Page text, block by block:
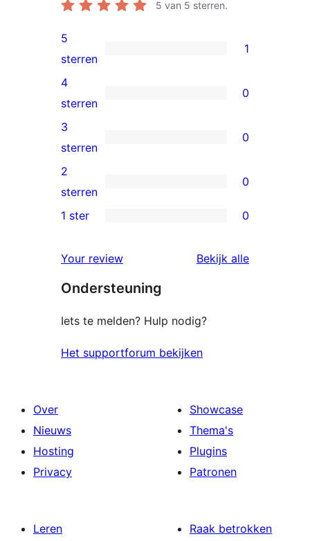
5 van 5 sterren.
1
5
ster
beoordeling
5
sterren
1
0
4
sterren
beoordeling
4
sterren
0
0
3
sterren
beoordeling
3
sterren
0
0
2
beoordeling
2
sterren
0
sterren
beoordeling
1 ster 0
Your review Bekijk alle
Ondersteuning
Iets te melden? Hulp nodig?
Het supportforum bekijken
Over
Nieuws
Hosting
Privacy
Showcase
Thema's
Plugins
Patronen
Leren
Raak betrokken